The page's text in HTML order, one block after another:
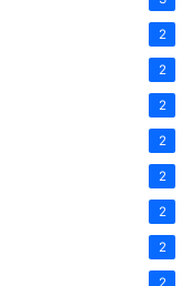
2
2
2
2
2
2
2
2